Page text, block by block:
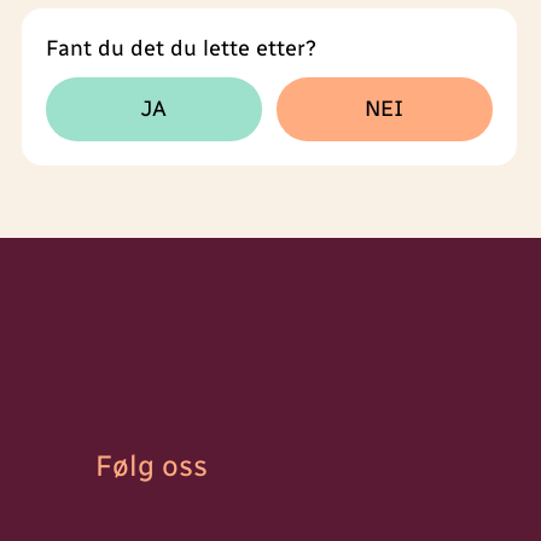
Fant du det du lette etter?
Tilbakemeldingsskjema
JA NEI
Følg oss